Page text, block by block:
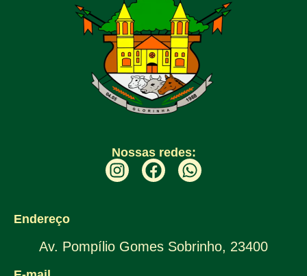
Nossas redes:
Endereço
Av. Pompílio Gomes Sobrinho, 23400